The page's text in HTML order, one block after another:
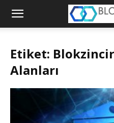
Blockchain
Platformu
Etiket:
Alanları